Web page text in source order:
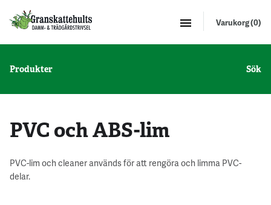
Varukorg (0)
Produkter Sök
PVC och ABS-lim
PVC-lim och cleaner används för att rengöra och limma PVC-
delar.